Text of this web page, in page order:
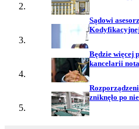
Sądowi
Będzie więcej
kancelarii
zniknęło po